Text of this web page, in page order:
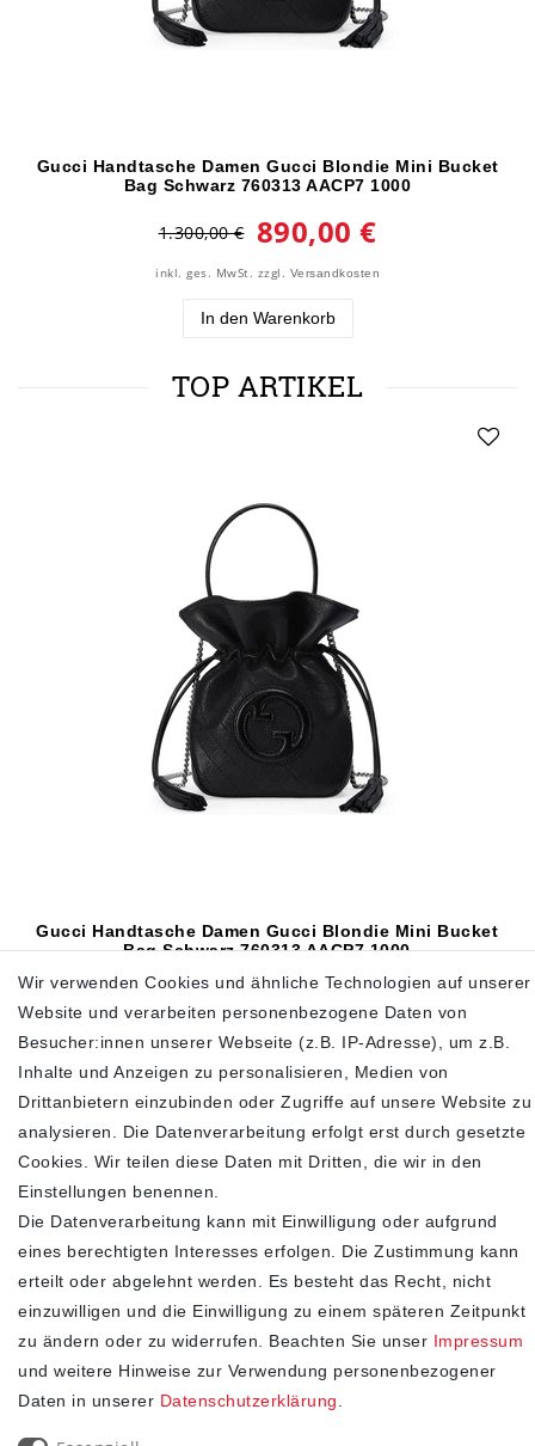
Gucci Handtasche Damen Gucci Blondie Mini Bucket
Bag Schwarz 760313 AACP7 1000
1.300,00 € 890,00 €
inkl. ges. MwSt. zzgl. Versandkosten
In den Warenkorb
TOP ARTIKEL
Gucci Handtasche Damen Gucci Blondie Mini Bucket
Bag Schwarz 760313 AACP7 1000
1.300,00 € 890,00 €
inkl. ges. MwSt.zzgl.Versandkosten
In den Warenkorb
SHOP
Impressum
Daten­schutz­erklärung
AGB
Widerrufs­recht
Kontakt
Vertrag widerrufen
Wir verwenden Cookies und ähnliche Technologien auf unserer
Website und verarbeiten personenbezogene Daten von
Besucher:innen unserer Webseite (z.B. IP-Adresse), um z.B.
Inhalte und Anzeigen zu personalisieren, Medien von
Drittanbietern einzubinden oder Zugriffe auf unsere Website zu
analysieren. Die Datenverarbeitung erfolgt erst durch gesetzte
Cookies. Wir teilen diese Daten mit Dritten, die wir in den
Einstellungen benennen.
Die Datenverarbeitung kann mit Einwilligung oder aufgrund
eines berechtigten Interesses erfolgen. Die Zustimmung kann
erteilt oder abgelehnt werden. Es besteht das Recht, nicht
einzuwilligen und die Einwilligung zu einem späteren Zeitpunkt
zu ändern oder zu widerrufen. Beachten Sie unser Impressum
und weitere Hinweise zur Verwendung personenbezogener
Daten in unserer Daten­schutz­erklärung